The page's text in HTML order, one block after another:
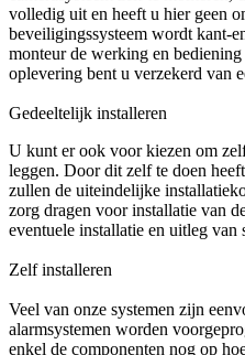
volledig uit en heeft u hier geen
beveiligingssysteem wordt kant-
monteur de werking en
oplevering bent u verzekerd van
Gedeeltelijk installeren
U kunt er ook voor kiezen om
leggen. Door dit zelf te doen
zullen de uiteindelijke
zorg dragen voor installatie van
eventuele installatie en uitleg van
Zelf installeren
Veel van onze systemen zijn
alarmsystemen worden
enkel de componenten nog op